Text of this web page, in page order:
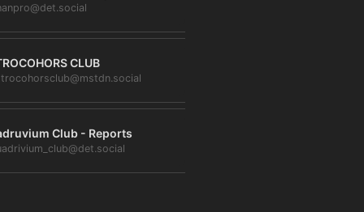
CLUB
Club - Reports